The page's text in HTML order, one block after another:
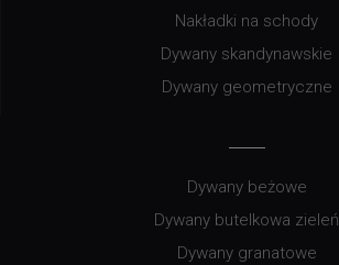
Nakładki na schody
Dywany skandynawskie
Dywany geometryczne
Dywany beżowe
Dywany butelkowa zieleń
Dywany granatowe